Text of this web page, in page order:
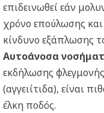
επιδεινωθεί εάν
χρόνο επούλωσης
κίνδυνο εξάπλωσης
Αυτοάνοσα
εκδήλωσης
(αγγειίτιδα), είναι
έλκη ποδός.